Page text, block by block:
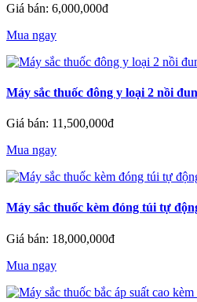
Giá bán: 6,000,000đ
Mua ngay
Máy sắc thuốc đông y loại 2 nồi đun
Giá bán: 11,500,000đ
Mua ngay
Máy sắc thuốc kèm đóng túi tự
Giá bán: 18,000,000đ
Mua ngay